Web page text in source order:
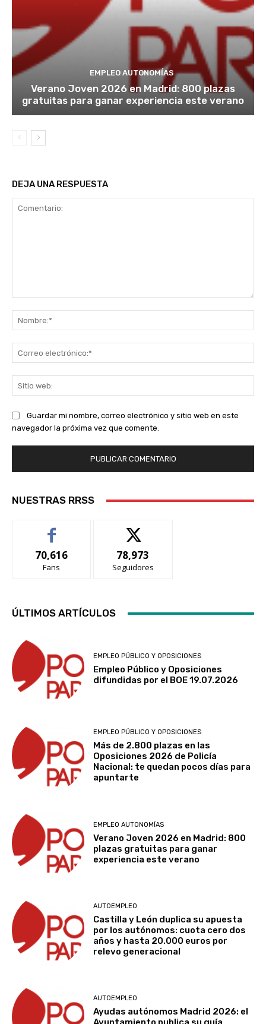
EMPLEO AUTONOMÍAS
Verano Joven 2026 en Madrid: 800 plazas
gratuitas para ganar experiencia este verano
DEJA UNA RESPUESTA
Guardar mi nombre, correo electrónico y sitio web en este
navegador la próxima vez que comente.
NUESTRAS RRSS
70,616
Fans
78,973
Seguidores
ÚLTIMOS ARTÍCULOS
EMPLEO PÚBLICO Y OPOSICIONES
Empleo Público y Oposiciones
difundidas por el BOE 19.07.2026
EMPLEO PÚBLICO Y OPOSICIONES
Más de 2.800 plazas en las
Oposiciones 2026 de Policía
Nacional: te quedan pocos días para
apuntarte
EMPLEO AUTONOMÍAS
Verano Joven 2026 en Madrid: 800
plazas gratuitas para ganar
experiencia este verano
AUTOEMPLEO
Castilla y León duplica su apuesta
por los autónomos: cuota cero dos
años y hasta 20.000 euros por
relevo generacional
AUTOEMPLEO
Ayudas autónomos Madrid 2026: el